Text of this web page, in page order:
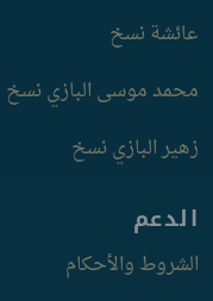
عائشة نسخ
محمد موسى البازي نسخ
زهير البازي نسخ
الدعم
الشروط والأحكام